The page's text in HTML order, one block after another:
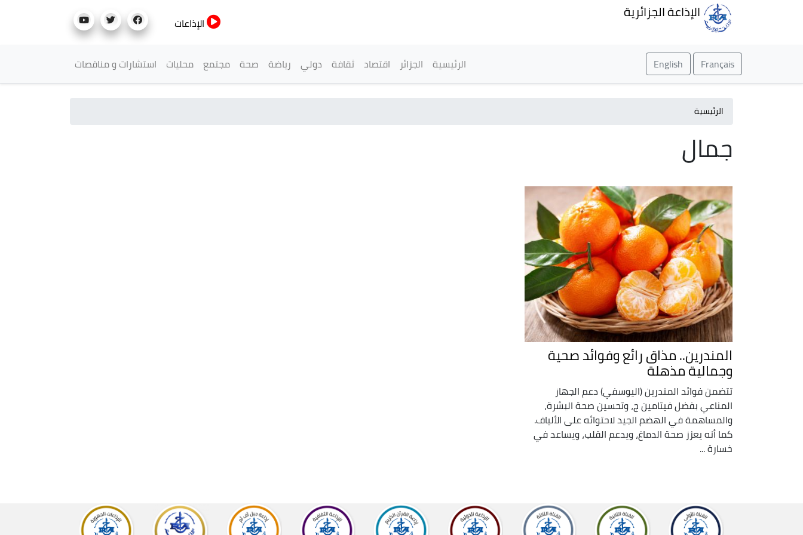
الإذاعة الجزائرية
الإذاعات
Français
English القائمة الرئيسية
الرئيسية الجزائر اقتصاد ثقافة دولي رياضة صحة مجتمع محليات استشارات و مناقصات
الرئيسية
جمال
المندرين.. مذاق رائع وفوائد صحية
وجمالية مذهلة
تتضمن فوائد المندرين (اليوسفي) دعم الجهاز
المناعي بفضل فيتامين ج، وتحسين صحة البشرة،
والمساهمة في الهضم الجيد لاحتوائه على الألياف.
كما أنه يعزز صحة الدماغ، ويدعم القلب، ويساعد في
خسارة ...